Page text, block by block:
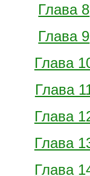
Глава 8
Глава 9
Глава
Глава
Глава
Глава
Глава